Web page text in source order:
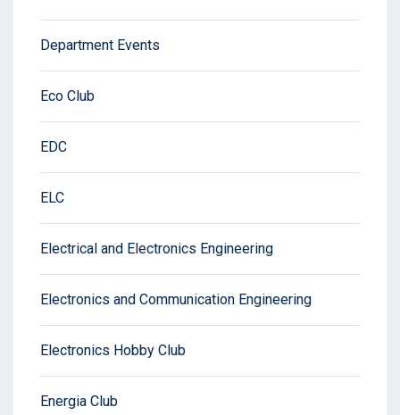
Department Events
Eco Club
EDC
ELC
Electrical and Electronics Engineering
Electronics and Communication Engineering
Electronics Hobby Club
Energia Club